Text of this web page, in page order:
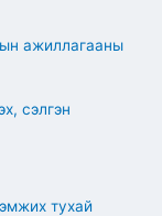
ажиллагааны
сэлгэн
тухай